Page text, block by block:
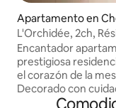
Apartamento en
L'Orchidée, 2ch,
Encantador
prestigiosa
el corazón de la
Decorado con
apartamento